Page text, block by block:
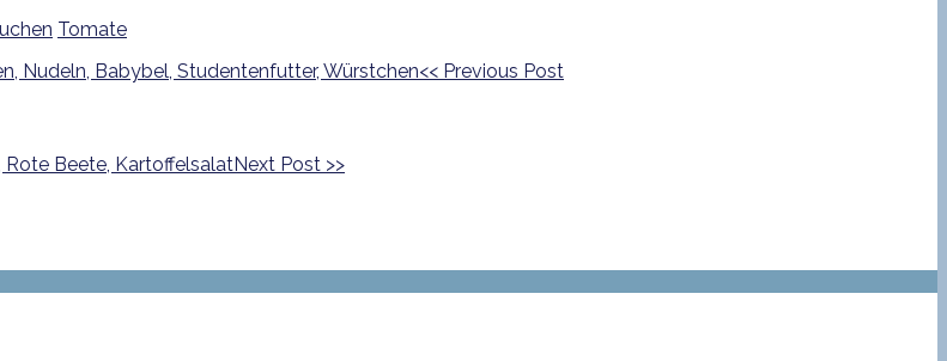
Tomate
<< Previous Post
Next Post >>